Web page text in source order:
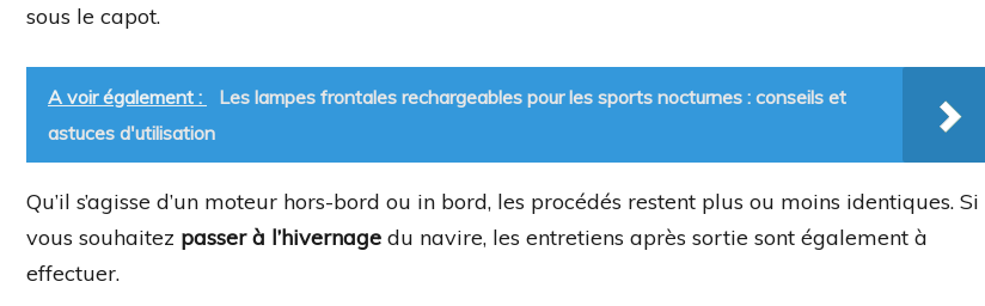
sous le capot.
A voir également :
Les lampes frontales rechargeables pour les sports nocturnes : conseils et
astuces d'utilisation
Qu’il s’agisse d’un moteur hors-bord ou in bord, les procédés restent plus ou moins identiques. Si
vous souhaitez passer à l’hivernage du navire, les entretiens après sortie sont également à
effectuer.